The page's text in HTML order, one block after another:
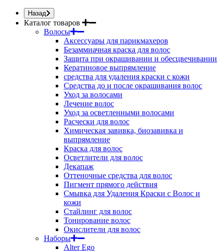
Назад
Каталог товаров
Волосы
Аксессуары для парикмахеров
Безаммиачная краска для волос
Защита при окрашивании и обесцвечивании
Кератиновое выпрямление
средства для удаления краски с кожи
Средства до и после окрашивания волос
Уход за волосами
Лечение волос
Уход за осветленными волосами
Расчески для волос
Химическая завивка, биозавивка и
выпрямление
Краска для волос
Осветлители для волос
Декапаж
Оттеночные средства для волос
Пигмент прямого действия
Смывка для Удаления Краски с Волос и
кожи
Стайлинг для волос
Тонирование волос
Окислители для волос
Наборы
Alter Ego